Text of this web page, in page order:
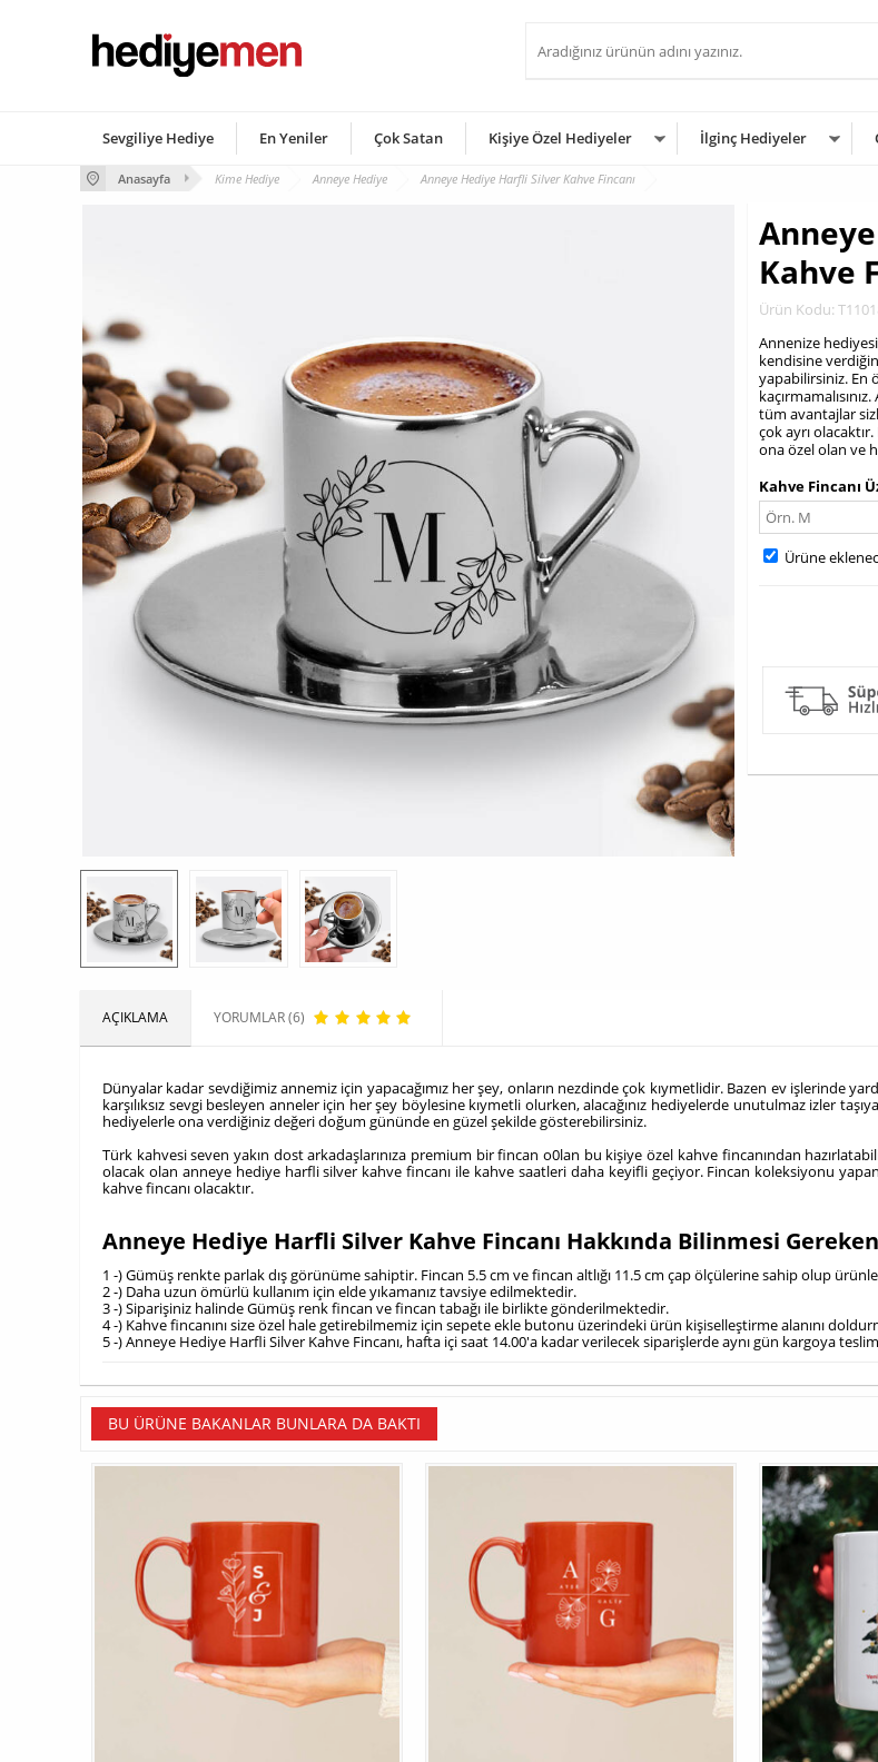
Sevgiliye Hediye En Yeniler Çok Satan Kişiye Özel Hediyeler İlginç Hediyeler
Anasayfa Kime Hediye Anneye Hediye Anneye Hediye Harfli Silver Kahve Fincanı
Kahve
Ürün Kodu:
Annenize
kendisine
yapabilirsiniz. En
tüm avantajlar
çok ayrı
ona özel olan ve
Kahve Fincanı
Ürüne
AÇIKLAMA YORUMLAR (6)
Dünyalar kadar sevdiğimiz annemiz için yapacağımız her şey, onların nezdinde çok kıymetlidir. Bazen ev işlerinde
karşılıksız sevgi besleyen anneler için her şey böylesine kıymetli olurken, alacağınız hediyelerde unutulmaz izler
hediyelerle ona verdiğiniz değeri doğum gününde en güzel şekilde gösterebilirsiniz.
Türk kahvesi seven yakın dost arkadaşlarınıza premium bir fincan o0lan bu kişiye özel kahve fincanından
olacak olan anneye hediye harfli silver kahve fincanı ile kahve saatleri daha keyifli geçiyor. Fincan koleksiyonu
kahve fincanı olacaktır.
Anneye Hediye Harfli Silver Kahve Fincanı Hakkında Bilinmesi
1 -) Gümüş renkte parlak dış görünüme sahiptir. Fincan 5.5 cm ve fincan altlığı 11.5 cm çap ölçülerine sahip olup
2 -) Daha uzun ömürlü kullanım için elde yıkamanız tavsiye edilmektedir.
3 -) Siparişiniz halinde Gümüş renk fincan ve fincan tabağı ile birlikte gönderilmektedir.
4 -) Kahve fincanını size özel hale getirebilmemiz için sepete ekle butonu üzerindeki ürün kişiselleştirme alanını
5 -) Anneye Hediye Harfli Silver Kahve Fincanı, hafta içi saat 14.00'a kadar verilecek siparişlerde aynı gün kargoya
BU ÜRÜNE BAKANLAR BUNLARA DA BAKTI